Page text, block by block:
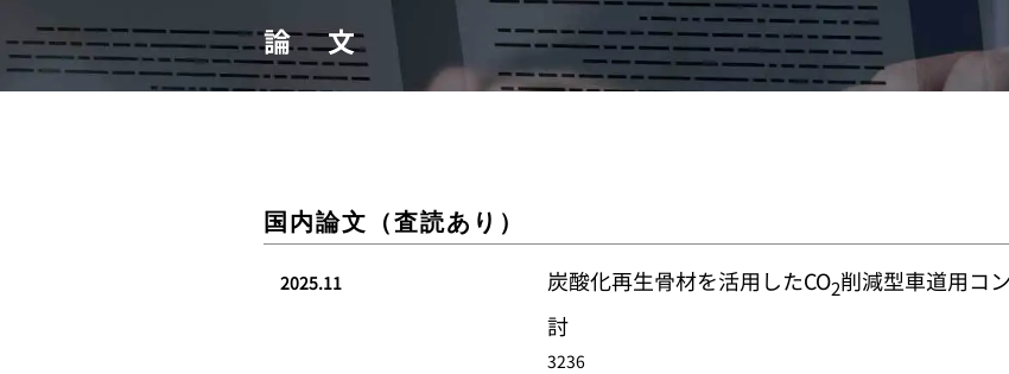
論 文
国内論文（査読あり）
2025.11 炭酸化再生骨材を活用したCO2削減型車道用コ
討
3236